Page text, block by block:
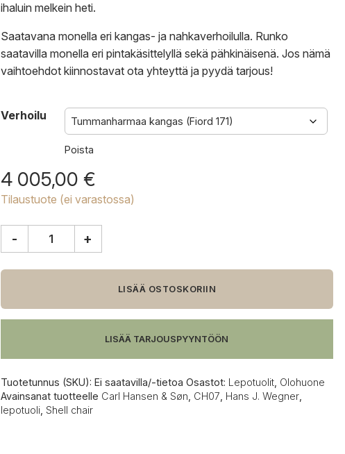
ihaluin melkein heti.
Saatavana monella eri kangas- ja nahkaverhoilulla. Runko
saatavilla monella eri pintakäsittelyllä sekä pähkinäisenä. Jos nämä
vaihtoehdot kiinnostavat ota yhteyttä ja pyydä tarjous!
Verhoilu
Poista
4 005,00 €
Tilaustuote (ei varastossa)
&
CH07
lepotuoli
- +
LISÄÄ OSTOSKORIIN
LISÄÄ TARJOUSPYYNTÖÖN
Tuotetunnus (SKU): Ei saatavilla/-tietoa Osastot: Lepotuolit, Olohuone
Avainsanat tuotteelle Carl Hansen & Søn CH07 Hans J. Wegner,
lepotuoli, Shell chair